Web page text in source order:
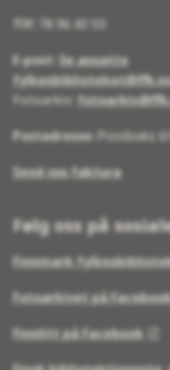
Tlf: 78 96 43 50
E-post: Se ansatte
Fotoarkiv:
Postadresse: Postboks
Send oss faktura
Følg oss på
Finnmark
Fotoarkivet på
Finnlitt på Facebook